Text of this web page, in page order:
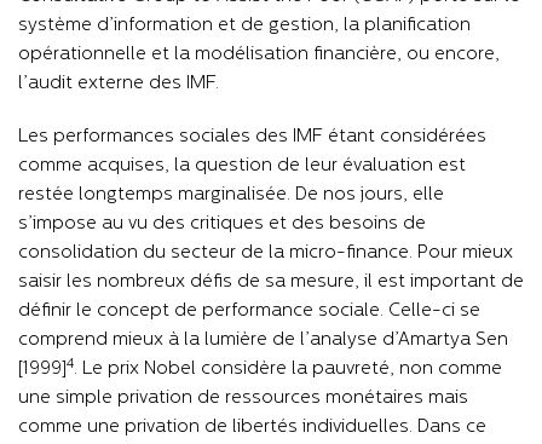
système d’information et de gestion, la planification
opérationnelle et la modélisation financière, ou encore,
l’audit externe des IMF.
Les performances sociales des IMF étant considérées
comme acquises, la question de leur évaluation est
restée longtemps marginalisée. De nos jours, elle
s’impose au vu des critiques et des besoins de
consolidation du secteur de la micro-finance. Pour mieux
saisir les nombreux défis de sa mesure, il est important de
définir le concept de performance sociale. Celle-ci se
comprend mieux à la lumière de l’analyse d’Amartya Sen
[1999] 4. Le prix Nobel considère la pauvreté, non comme
une simple privation de ressources monétaires mais
comme une privation de libertés individuelles. Dans ce